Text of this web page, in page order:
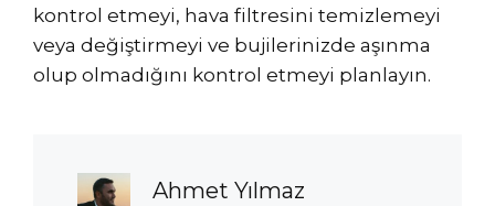
kontrol etmeyi, hava filtresini temizlemeyi
veya değiştirmeyi ve bujilerinizde aşınma
olup olmadığını kontrol etmeyi planlayın.
Ahmet Yılmaz